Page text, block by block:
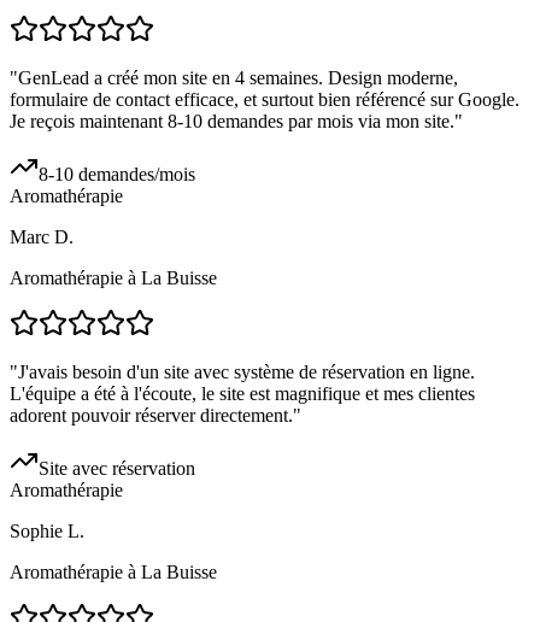
"GenLead a créé mon site en 4 semaines. Design moderne,
formulaire de contact efficace, et surtout bien référencé sur Google.
Je reçois maintenant 8-10 demandes par mois via mon site."
8-10 demandes/mois
Aromathérapie
Marc D.
Aromathérapie à La Buisse
"J'avais besoin d'un site avec système de réservation en ligne.
L'équipe a été à l'écoute, le site est magnifique et mes clientes
adorent pouvoir réserver directement."
Site avec réservation
Aromathérapie
Sophie L.
Aromathérapie à La Buisse